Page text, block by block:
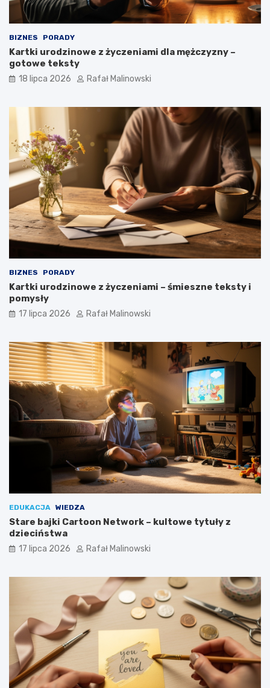
BIZNES PORADY
Kartki urodzinowe z życzeniami dla mężczyzny –
gotowe teksty
18 lipca 2026 Rafał Malinowski
BIZNES PORADY
Kartki urodzinowe z życzeniami – śmieszne teksty i
pomysły
17 lipca 2026 Rafał Malinowski
EDUKACJA WIEDZA
Stare bajki Cartoon Network – kultowe tytuły z
dzieciństwa
17 lipca 2026 Rafał Malinowski